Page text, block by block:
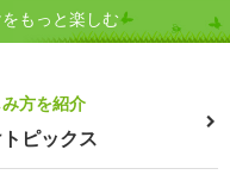
もっと楽しむ
方を紹介
ピックス